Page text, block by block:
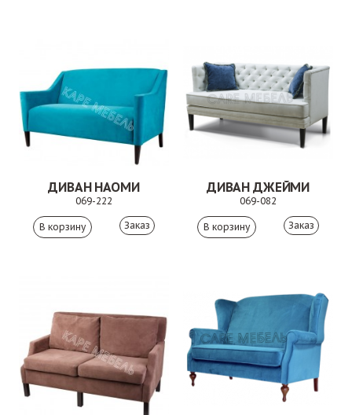
ДИВАН НАОМИ
069-222
Заказ
ДИВАН ДЖЕЙМИ
069-082
Заказ